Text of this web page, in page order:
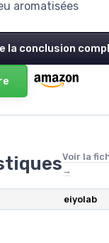
aromatisées
la conclusion
Voir la
→
eiyolab